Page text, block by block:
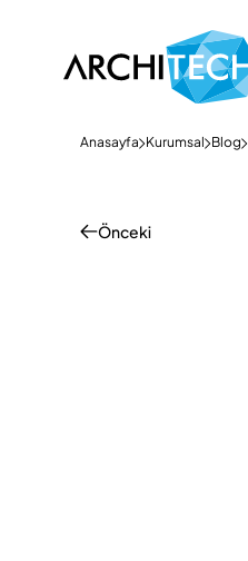
Anasayfa Kurumsal Blog
Önceki